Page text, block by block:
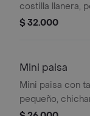
costilla llanera,
ensalada
$ 32.000
Mini paisa
Mini paisa con
pequeño,
huevo, arroz,